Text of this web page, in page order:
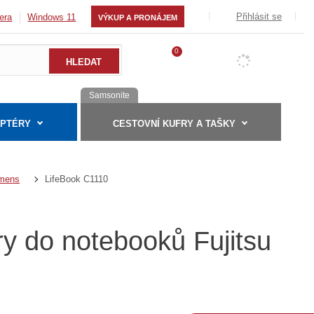
Windows 11 VÝKUP A PRONÁJEM Přihlásit se
0
Samsonite
CESTOVNÍ KUFRY A TAŠKY
LifeBook C1110
do notebooků Fujitsu